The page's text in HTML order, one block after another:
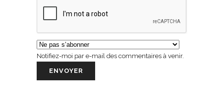
Notifiez-moi par e-mail des commentaires à venir.